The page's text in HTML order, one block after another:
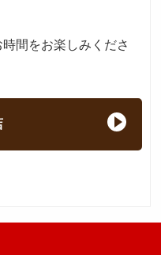
間をお楽しみくださ